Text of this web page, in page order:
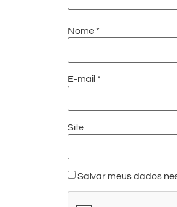
Nome *
E-mail *
Site
Salvar meus dados